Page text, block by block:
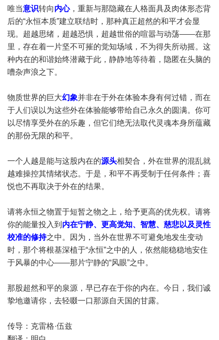
唯当意识转向内心，重新与那隐藏在人格面具及肉体形态背
后的“永恒本质”建立联结时，那种真正超然的和平才会显
现。超越思绪，超越恐惧，超越世俗的喧嚣与动荡——在那
里，存在着一片坚不可摧的觉知场域，不为得失所动摇。这
种内在的和谐始终潜藏于此，静静地等待着，隐匿在头脑的
嘈杂声浪之下。
物质世界的巨大幻象并非在于外在体验本身有何过错，而在
于人们误以为这些外在体验能够带给自己永久的圆满。你可
以尽情享受外在的乐趣，但它们绝无法取代灵魂本身所蕴藏
的那份无限的和平。
一个人越是能与这股内在的源头相契合，外在世界的混乱就
越难操控其情绪状态。于是，和平不再受制于任何条件；喜
悦也不再取决于外在的结果。
请将永恒之物置于短暂之物之上，给予更高的优先权。请将
你的能量投入到 内在宁静、更高觉知、智慧、慈悲以及灵性
校准的修持之中。因为，当外在世界不可避免地发生变动
时，那个将根基深植于“永恒”之中的人，依然能稳稳地安住
于风暴的中心——那片宁静的“风眼”之中。
那股超然和平的泉源，早已存在于你的内在。今日，我们诚
挚地邀请你，去轻啜一口那源自天国的甘露。
传导：克雷格·伍兹